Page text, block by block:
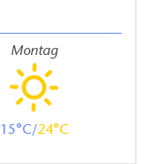
Montag
15 24